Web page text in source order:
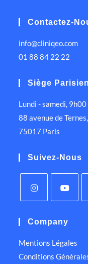
Contactez-
info@cliniqeo.com
01 88 84 22 22
Siège Parisien
Lundi - samedi,
88 avenue de Ternes,
75017 Paris
Suivez-Nous
Company
Mentions Légales
Conditions